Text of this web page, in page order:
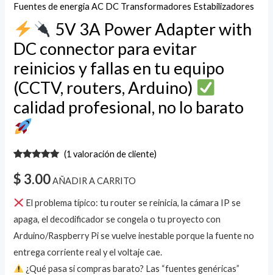
Fuentes de energia AC DC Transformadores Estabilizadores
5V 3A Power Adapter with
DC connector para evitar
reinicios y fallas en tu equipo
(CCTV, routers, Arduino)
calidad profesional, no lo barato
con5.00de
5 en base
de un
cliente
(1 valoración de cliente)
$ 3.00 AÑADIR A CARRITO
El problema típico: tu router se reinicia, la cámara IP se
apaga, el decodificador se congela o tu proyecto con
Arduino/Raspberry Pi se vuelve inestable porque la fuente no
entrega corriente real y el voltaje cae.
¿Qué pasa si compras barato? Las “fuentes genéricas”
calidad
profesional,
lo
barato
cantidad